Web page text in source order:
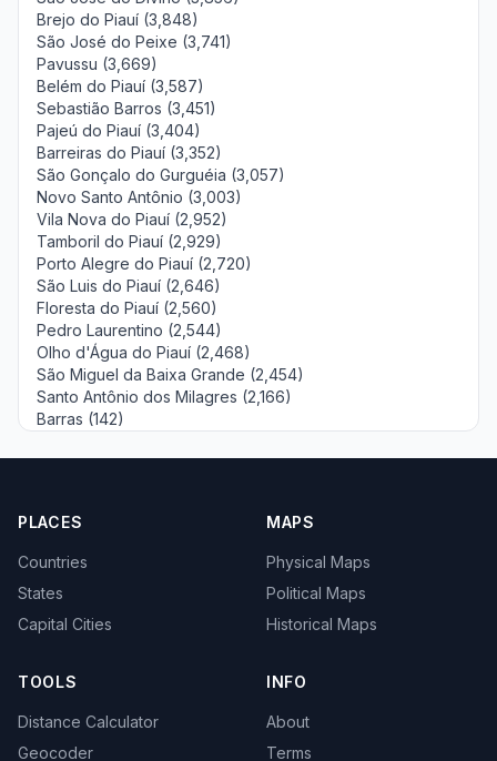
Brejo do Piauí (3,848)
São José do Peixe (3,741)
Pavussu (3,669)
Belém do Piauí (3,587)
Sebastião Barros (3,451)
Pajeú do Piauí (3,404)
Barreiras do Piauí (3,352)
São Gonçalo do Gurguéia (3,057)
Novo Santo Antônio (3,003)
Vila Nova do Piauí (2,952)
Tamboril do Piauí (2,929)
Porto Alegre do Piauí (2,720)
São Luis do Piauí (2,646)
Floresta do Piauí (2,560)
Pedro Laurentino (2,544)
Olho d'Água do Piauí (2,468)
São Miguel da Baixa Grande (2,454)
Santo Antônio dos Milagres (2,166)
Barras (142)
PLACES
Countries
States
Capital Cities
MAPS
Physical Maps
Political Maps
Historical Maps
TOOLS
Distance Calculator
Geocoder
INFO
About
Terms